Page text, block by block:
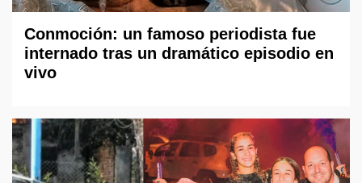
Conmoción: un famoso periodista fue
internado tras un dramático episodio en
vivo